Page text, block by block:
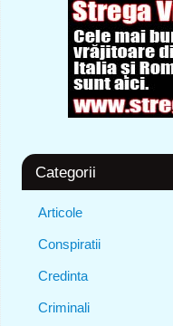
Categorii
Articole
Conspiratii
Credinta
Criminali